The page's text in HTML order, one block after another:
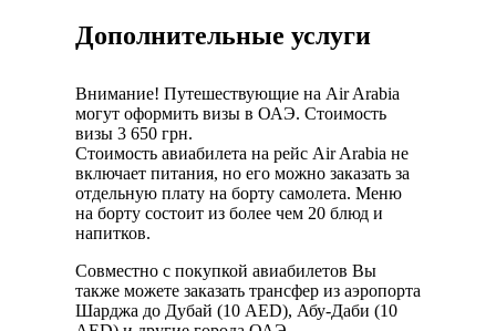
Дополнительные услуги
Внимание! Путешествующие на Air Arabia
могут оформить визы в ОАЭ. Стоимость
визы 3 650 грн.
Стоимость авиабилета на рейс Air Arabia не
включает питания, но его можно заказать за
отдельную плату на борту самолета. Меню
на борту состоит из более чем 20 блюд и
напитков.
Совместно с покупкой авиабилетов Вы
также можете заказать трансфер из аэропорта
Шарджа до Дубай (10 AED), Абу-Даби (10